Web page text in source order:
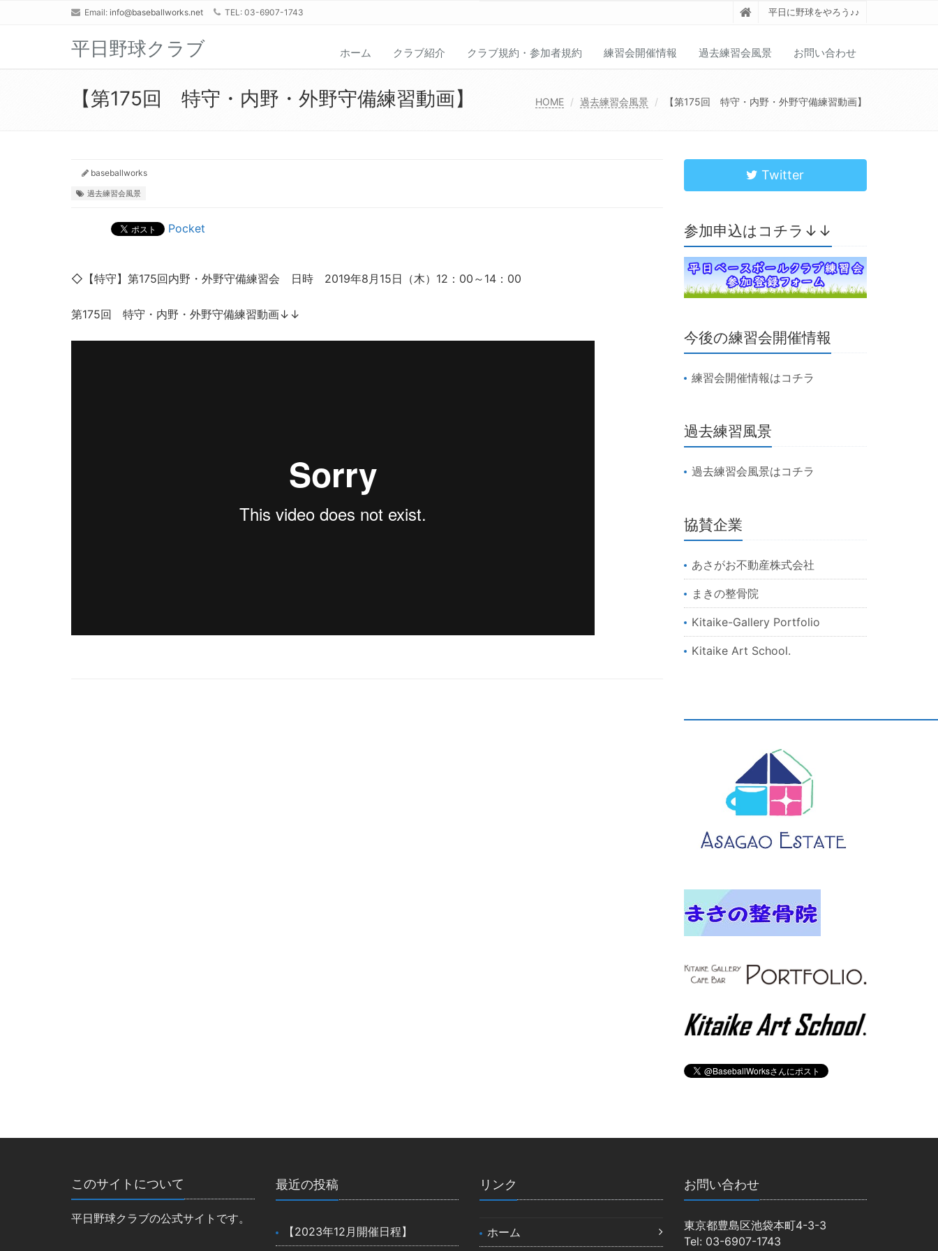
Email: info@baseballworks.net TEL: 03-6907-1743 平日に野球をやろう♪♪
平日野球クラブ ホーム クラブ紹介 クラブ規約・参加者規約 練習会開催情報 過去練習会風景 お問い合わせ
【第175回 特守・内野・外野守備練習動画】 HOME 過去練習会風景 【第175回 特守・内野・外野守備練習動画】
baseballworks
過去練習会風景
Pocket
◇【特守】第175回内野・外野守備練習会 日時 2019年8月15日（木）12：00～14：00
第175回 特守・内野・外野守備練習動画↓↓
Twitter
参加申込はコチラ↓↓
今後の練習会開催情報
練習会開催情報はコチラ
過去練習風景
過去練習会風景はコチラ
協賛企業
あさがお不動産株式会社
まきの整骨院
Kitaike-Gallery Portfolio
Kitaike Art School.
このサイトについて
平日野球クラブの公式サイトです。
最近の投稿
【2023年12月開催日程】
リンク
ホーム
お問い合わせ
東京都豊島区池袋本町4-3-3
Tel: 03-6907-1743